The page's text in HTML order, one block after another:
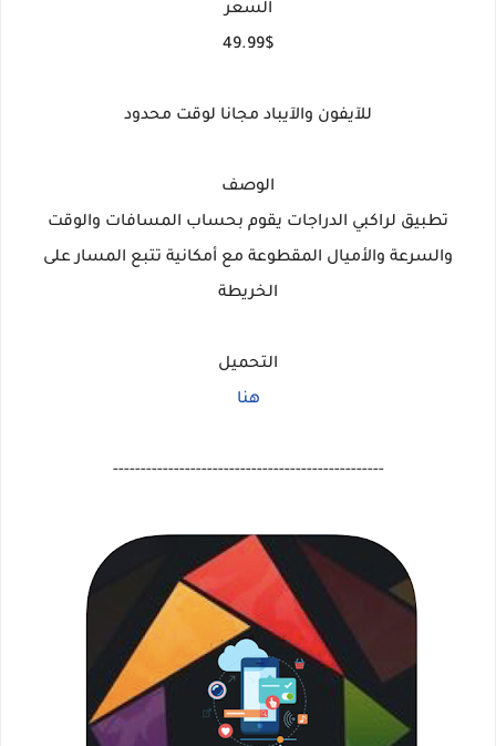
السعر
49.99$
للآيفون والآيباد مجانا لوقت محدود
الوصف
تطبيق لراكبي الدراجات يقوم بحساب المسافات والوقت
والسرعة والأميال المقطوعة مع أمكانية تتبع المسار على
الخريطة
التحميل
هنا
-------------------------------------------------